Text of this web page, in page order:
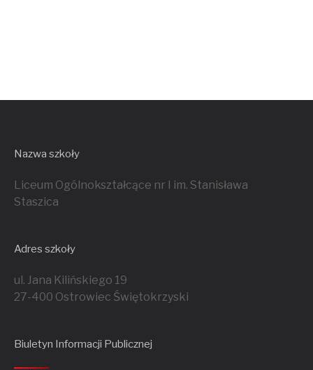
Nazwa szkoły
Liceum Ogólnokształcące nr I im. Stanisława
Staszica
Adres szkoły
ul. Jana Kilińskiego 19
27-400 Ostrowiec Świętokrzyski
Biuletyn Informacji Publicznej